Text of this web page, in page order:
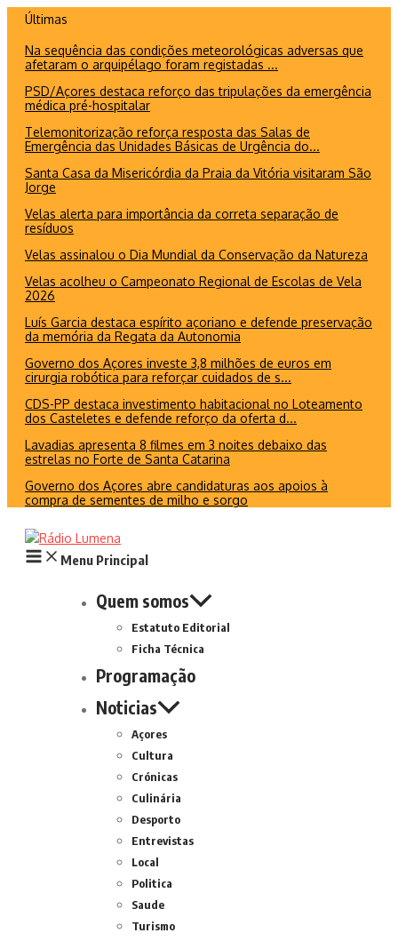
conteúdo
Últimas
Na sequência das condições meteorológicas adversas que
afetaram o arquipélago foram registadas ...
PSD/Açores destaca reforço das tripulações da emergência
médica pré-hospitalar
Telemonitorização reforça resposta das Salas de
Emergência das Unidades Básicas de Urgência do...
Santa Casa da Misericórdia da Praia da Vitória visitaram São
Jorge
Velas alerta para importância da correta separação de
resíduos
Velas assinalou o Dia Mundial da Conservação da Natureza
Velas acolheu o Campeonato Regional de Escolas de Vela
2026
Luís Garcia destaca espírito açoriano e defende preservação
da memória da Regata da Autonomia
Governo dos Açores investe 3,8 milhões de euros em
cirurgia robótica para reforçar cuidados de s...
CDS-PP destaca investimento habitacional no Loteamento
dos Casteletes e defende reforço da oferta d...
Lavadias apresenta 8 filmes em 3 noites debaixo das
estrelas no Forte de Santa Catarina
Governo dos Açores abre candidaturas aos apoios à
compra de sementes de milho e sorgo
Menu Principal
Quem somos
Estatuto Editorial
Ficha Técnica
Programação
Noticias
Açores
Cultura
Crónicas
Culinária
Desporto
Entrevistas
Local
Politica
Saude
Turismo